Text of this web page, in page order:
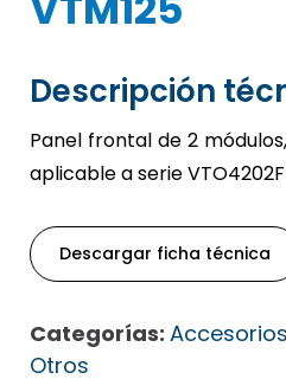
Descripción
Panel frontal de 2
aplicable a serie
Descargar ficha técnica
Categorías:
Otros